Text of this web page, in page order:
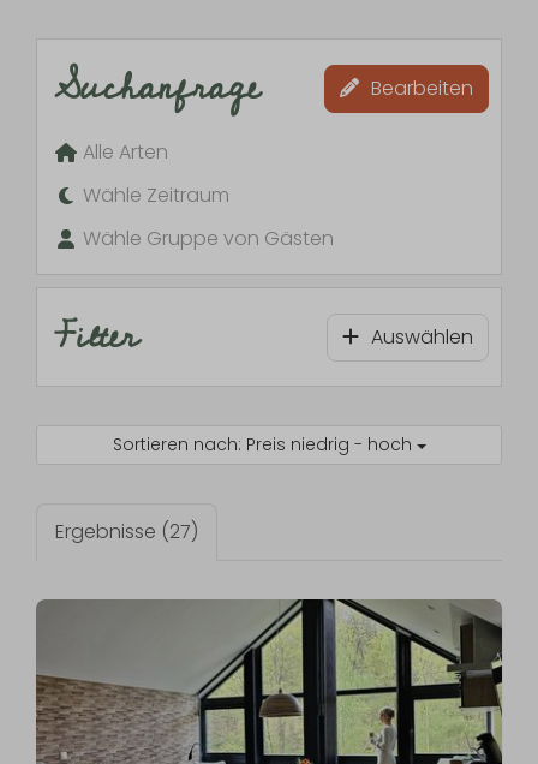
Suchanfrage
Bearbeiten
Alle Arten
Wähle Zeitraum
Wähle Gruppe von Gästen
Filter Auswählen
Sortieren nach: Preis niedrig - hoch
Ergebnisse (27)